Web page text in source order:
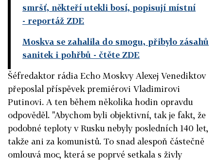
smršť, někteří utekli bosí, popisují místní
- reportáž ZDE
Moskva se zahalila do smogu, přibylo zásahů
sanitek i pohřbů - čtěte ZDE
Šéfredaktor rádia Echo Moskvy Alexej Venediktov
přeposlal příspěvek premiérovi Vladimirovi
Putinovi. A ten během několika hodin opravdu
odpověděl. "Abychom byli objektivní, tak je fakt, že
podobné teploty v Rusku nebyly posledních 140 let,
takže ani za komunistů. To snad alespoň částečně
omlouvá moc, která se poprvé setkala s živly